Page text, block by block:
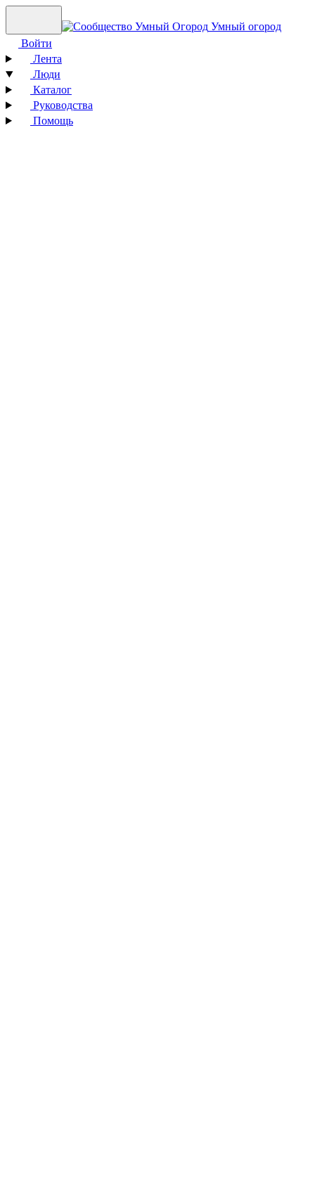
Умный огород
Войти
Лента
Люди
Каталог
Руководства
Помощь